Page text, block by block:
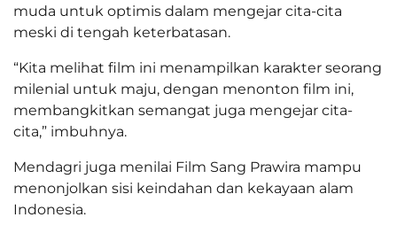
muda untuk optimis dalam mengejar cita-cita
meski di tengah keterbatasan.
“Kita melihat film ini menampilkan karakter seorang
milenial untuk maju, dengan menonton film ini,
membangkitkan semangat juga mengejar cita-
cita,” imbuhnya.
Mendagri juga menilai Film Sang Prawira mampu
menonjolkan sisi keindahan dan kekayaan alam
Indonesia.